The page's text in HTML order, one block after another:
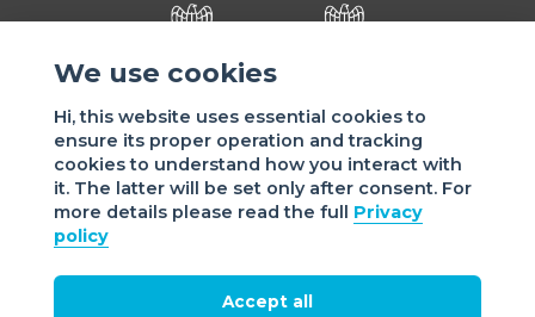
Sede di VIGEVANO: via Matteotti, 4/a - 27029 Vigevano - PV
- Italy | Sede di MILANO: via Tommaso da Cazzaniga 9/4 |
20121 Milano - Italy | Tel.: +39 038 178 883 |
office@assomac.it | C.F./P.IVA: ASSOMAC SERVIZI:
We use cookies
Hi, this website uses essential cookies to
ensure its proper operation and tracking
cookies to understand how you interact with
it. The latter will be set only after consent. For
more details please read the full Privacy
policy
Accept all